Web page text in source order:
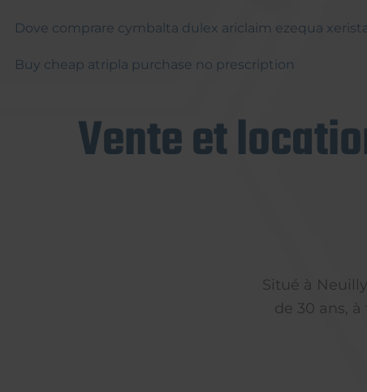
Dove comprare cymbalta dulex ariclaim ezequa
Buy cheap atripla purchase no prescription
Vente et
Situé à
de 30 ans,